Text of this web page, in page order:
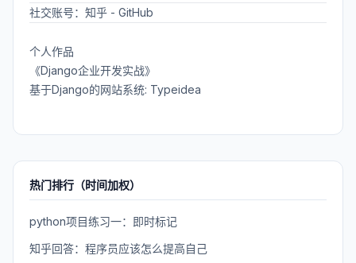
社交账号： 知乎 - GitHub
个人作品
《Django企业开发实战》
基于Django的网站系统: Typeidea
热门排行（时间加权）
python项目练习一：即时标记
知乎回答：程序员应该怎么提高自己